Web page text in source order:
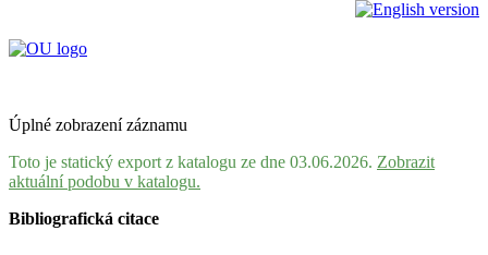
Úplné zobrazení záznamu
Toto je statický export z katalogu ze dne 03.06.2026. Zobrazit
aktuální podobu v katalogu.
Bibliografická citace